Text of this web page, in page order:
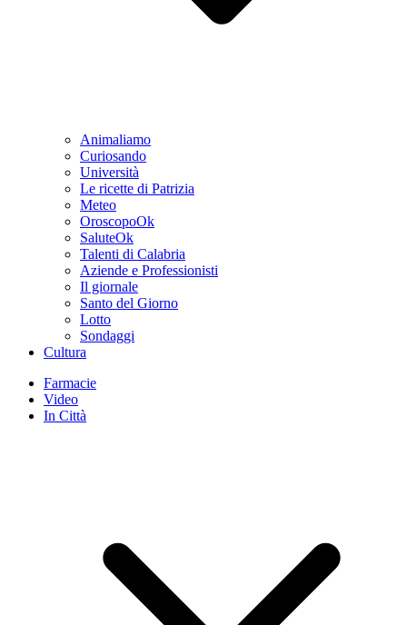
Animaliamo
Curiosando
Università
Le ricette di Patrizia
Meteo
OroscopoOk
SaluteOk
Talenti di Calabria
Aziende e Professionisti
Il giornale
Santo del Giorno
Lotto
Sondaggi
Cultura
Farmacie
Video
In Città